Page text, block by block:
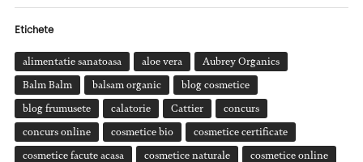
Etichete
alimentatie sanatoasa aloe vera Aubrey Organics
Balm Balm balsam organic blog cosmetice
blog frumusete calatorie Cattier concurs
concurs online cosmetice bio cosmetice certificate
cosmetice facute acasa cosmetice naturale cosmetice online